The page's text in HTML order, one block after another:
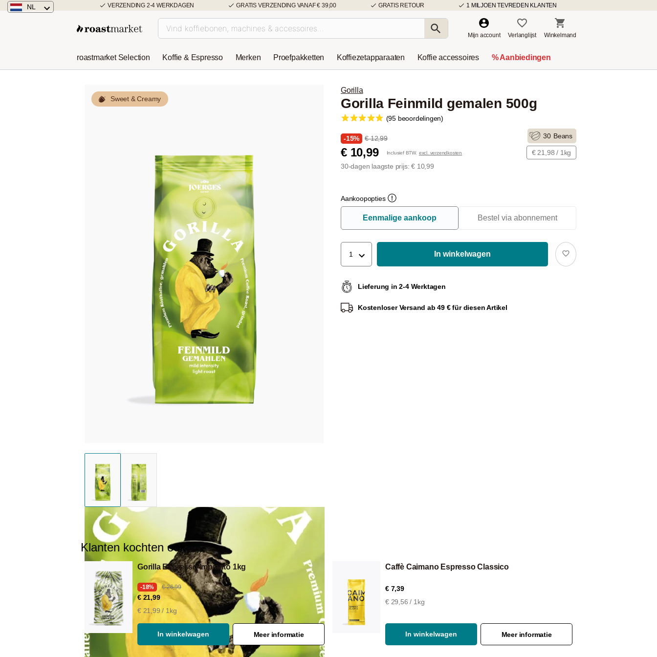
VERZENDING 2-4 WERKDAGEN GRATIS VERZENDING VANAF € 39,00 GRATIS RETOUR 1 MILJOEN TEVREDEN KLANTEN
NL
Österreich
Mijn account Verlanglijst Winkelmand
roastmarket Selection Koffie & Espresso Merken Proefpakketten Koffiezetapparaaten Koffie accessoires % Aanbiedingen
Sweet & Creamy
Gorilla
Gorilla Feinmild gemalen 500g
(95 beoordelingen)
-15% € 12,99
€ 10,99 Inclusief BTW. excl. verzendkosten
30-dagen laagste prijs: € 10,99
30 Beans
€ 21,98 / 1kg
Aankoopopties
Eenmalige aankoop Bestel via abonnement
1 In winkelwagen
Lieferung in 2-4 Werktagen
Kostenloser Versand ab 49 € für diesen Artikel
Klanten kochten ook
Gorilla Espresso Impianto 1kg
-18% € 26,99
€ 21,99
€ 21,99 / 1kg
In winkelwagen Meer informatie
Caffè Caimano Espresso Classico
€ 7,39
€ 29,56 / 1kg
In winkelwagen Meer informatie